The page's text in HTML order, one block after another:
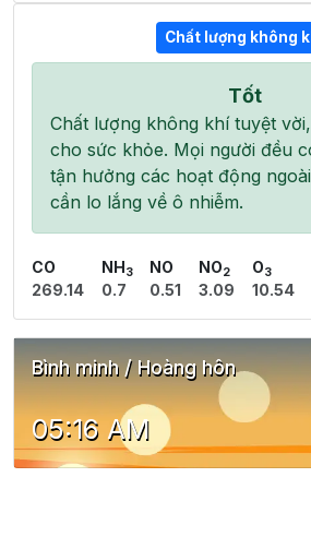
Chất lượng không
Tốt
Chất lượng không khí tuyệt
cho sức khỏe. Mọi người đều
tận hưởng các hoạt động
cần lo lắng về ô nhiễm.
CO
269.14
NH 3
0.7
NO
0.51
NO2
3.09
O3
10.54
Bình minh / Hoàng hôn
05:16 AM